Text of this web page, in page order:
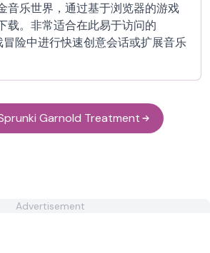
音乐世界，通过基于浏览器的游戏
载。非常适合在此易于访问的
险中进行快速创意会话或扩展音乐
Garnold Treatment
Advertisement